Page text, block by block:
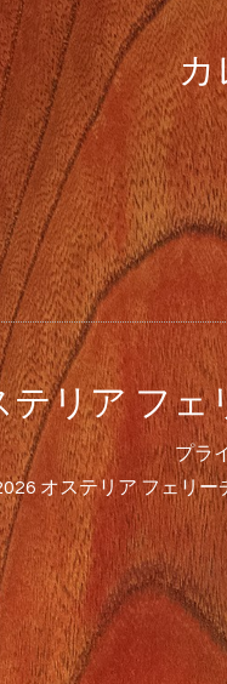
カ
テリア フェ
プラ
オステリア フェリ